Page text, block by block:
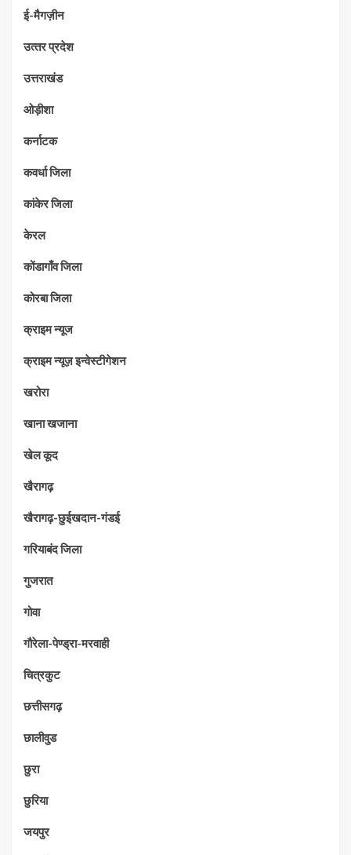
ई-मैगज़ीन
उत्‍तर प्रदेश
उत्तराखंड
ओड़ीशा
कर्नाटक
कवर्धा जिला
कांकेर जिला
केरल
कोंडागाँव जिला
कोरबा जिला
क्राइम न्यूज
क्राइम न्यूज़ इन्वेस्टीगेशन
खरोरा
खाना खजाना
खेल कूद
खैरागढ़
खैरागढ़-छुईखदान-गंडई
गरियाबंद जिला
गुजरात
गोवा
गौरेला-पेण्ड्रा-मरवाही
चित्रकुट
छत्तीसगढ़
छालीवुड
छुरा
छुरिया
जयपुर